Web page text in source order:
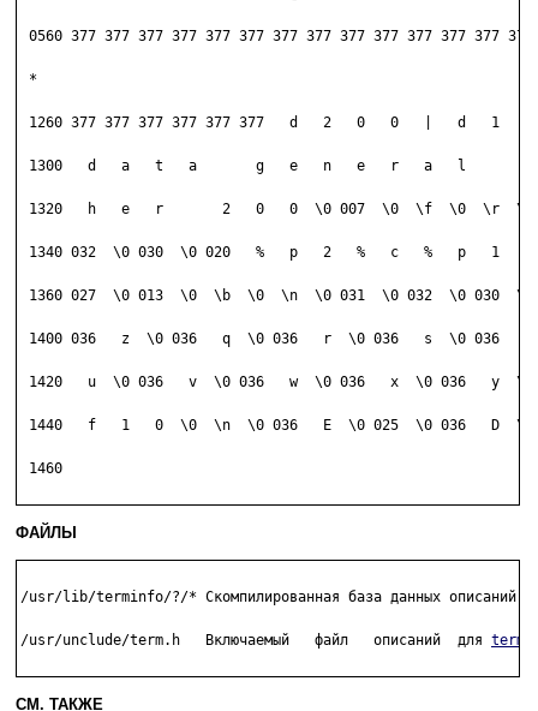
0560 377 377 377 377 377 377 377 377 377 377 377 377 377 377
1260 377 377 377 377 377 377   d   2   0   0   |   d   1
1300   d   a   t   a       g   e   n   e   r   a   l       d
1320   h   e   r       2   0   0  \0 007  \0  \f  \0  \r  \0
1340 032  \0 030  \0 020   %   p   2   %   c   %   p   1
1360 027  \0 013  \0  \b  \0  \n  \0 031  \0 032  \0 030  \0
1400 036   z  \0 036   q  \0 036   r  \0 036   s  \0 036   t
1420   u  \0 036   v  \0 036   w  \0 036   x  \0 036   y
1440   f   1   0  \0  \n  \0 036   E  \0 025  \0 036   D  \0
1460
ФАЙЛЫ
/usr/lib/terminfo/?/* Скомпилированная база данных описаний
/usr/unclude/term.h   Включаемый   файл   описаний  для
СМ. ТАКЖЕ